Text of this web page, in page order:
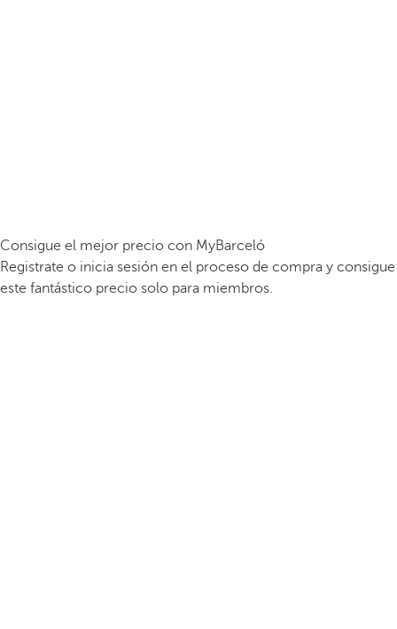
Consigue el mejor precio con MyBarceló
Registrate o inicia sesión en el proceso de compra y consigue
este fantástico precio solo para miembros.